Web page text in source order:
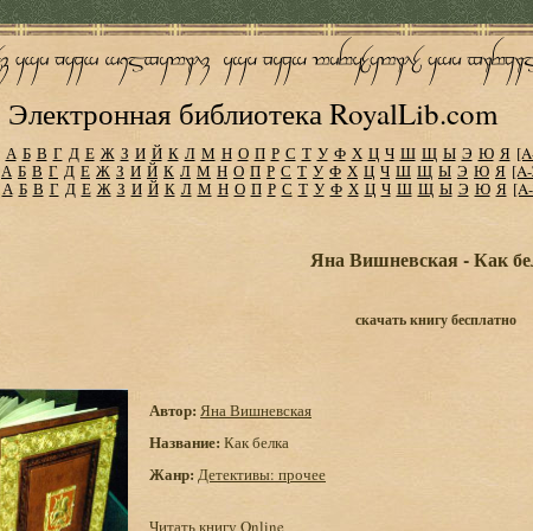
Электронная библиотека RoyalLib.com
А Б В Г Д Е Ж З И Й К Л М Н О П Р С Т У Ф Х Ц Ч Ш Щ Ы Э Ю Я
А Б В Г Д Е Ж З И Й К Л М Н О П Р С Т У Ф Х Ц Ч Ш Щ Ы Э Ю Я
А Б В Г Д Е Ж З И Й К Л М Н О П Р С Т У Ф Х Ц Ч Ш Щ Ы Э Ю Я
Яна Вишневская - Как
скачать книгу бесплатно
Автор: Яна Вишневская
Название: Как белка
Жанр: Детективы: прочее
Читать книгу Online